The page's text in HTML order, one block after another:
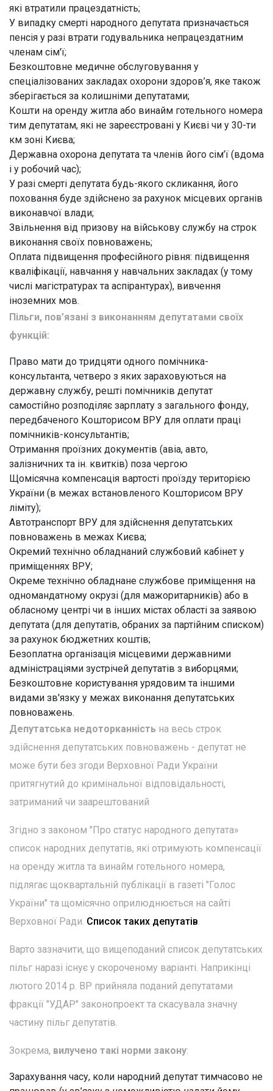
які втратили працездатність;
У випадку смерті народного депутата призначається
пенсія у разі втрати годувальника непрацездатним
членам сім'ї;
Безкоштовне медичне обслуговування у
спеціалізованих закладах охорони здоров’я, яке також
зберігається за колишніми депутатами;
Кошти на оренду житла або винайм готельного номера
тим депутатам, які не зареєстровані у Києві чи у 30-ти
км зоні Києва;
Державна охорона депутата та членів його сім’ї (вдома
і у робочий час);
У разі смерті депутата будь-якого скликання, його
поховання буде здійснено за рахунок місцевих органів
виконавчої влади;
Звільнення від призову на військову службу на строк
виконання своїх повноважень;
Оплата підвищення професійного рівня: підвищення
кваліфікації, навчання у навчальних закладах (у тому
числі магістратурах та аспірантурах), вивчення
іноземних мов.
Пільги, пов’язані з виконанням депутатами своїх
функцій:
Право мати до тридцяти одного помічника-
консультанта, четверо з яких зараховуються на
державну службу, решті помічників депутат
самостійно розподіляє зарплату з загального фонду,
передбаченого Кошторисом ВРУ для оплати праці
помічників-консультантів;
Отримання проїзних документів (авіа, авто,
залізничних та ін. квитків) поза чергою
Щомісячна компенсація вартості проїзду територією
України (в межах встановленого Кошторисом ВРУ
ліміту);
Автотранспорт ВРУ для здійснення депутатських
повноважень в межах Києва;
Окремий технічно обладнаний службовий кабінет у
приміщеннях ВРУ;
Окреме технічно обладнане службове приміщення на
одномандатному окрузі (для мажоритарників) або в
обласному центрі чи в інших містах області за заявою
депутата (для депутатів, обраних за партійним списком)
за рахунок бюджетних коштів;
Безоплатна організація місцевими державними
адміністраціями зустрічей депутатів з виборцями;
Безкоштовне користування урядовим та іншими
видами зв'язку у межах виконання депутатських
повноважень.
Депутатська недоторканність на весь строк
здійснення депутатських повноважень - депутат не
може бути без згоди Верховної Ради України
притягнутий до кримінальної відповідальності,
затриманий чи заарештований
Згідно з законом "Про статус народного депутата»
список народних депутатів, які отримують компенсації
на оренду житла та винайм готельного номера,
підлягає щоквартальній публікації в газеті "Голос
України" та щомісячно оприлюднюється на сайті
Верховної Ради. Список таких депутатів.
Варто зазначити, що вищеподаний список депутатських
пільг наразі існує у скороченому варіанті. Наприкінці
лютого 2014 р. ВР прийняла поданий депутатами
фракції "УДАР" законопроект та скасувала значну
частину пільг депутатів.
Зокрема, вилучено такі норми закону:
Зарахування часу, коли народний депутат тимчасово не